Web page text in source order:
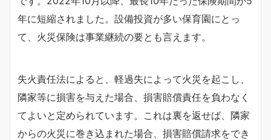
年に短縮されました。設備投資が多い保育園にとっ
て、火災保険は事業継続の要とも言えます。
失火責任法によると、軽過失によって火災を起こし、
隣家等に損害を与えた場合、損害賠償責任を負わなく
てよいと定められています。これは裏を返せば、隣家
からの火災に巻き込まれた場合、損害賠償請求をでき